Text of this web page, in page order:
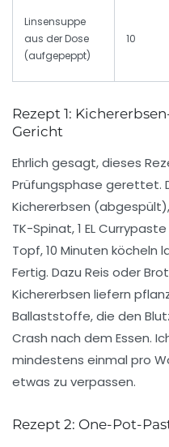
Linsensuppe
aus der Dose
(aufgepeppt)
10
Rezept 1:
Gericht
Ehrlich gesagt, dieses
Prüfungsphase gerettet.
Kichererbsen
TK-Spinat, 1 EL
Topf, 10 Minuten köcheln
Fertig. Dazu Reis oder
Kichererbsen liefern
Ballaststoffe, die den
Crash nach dem Essen.
mindestens einmal pro
etwas zu verpassen.
Rezept 2: One-Pot-